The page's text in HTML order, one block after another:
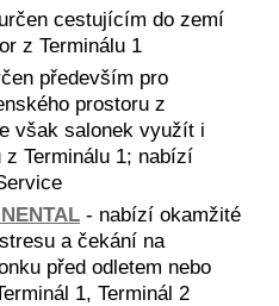
cestujícím do zemí
z Terminálu 1
především pro
prostoru z
však salonek využít i
Terminálu 1; nabízí
- nabízí okamžité
a čekání na
před odletem nebo
1, Terminál 2